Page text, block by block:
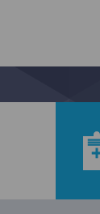
aux
vous opposer au